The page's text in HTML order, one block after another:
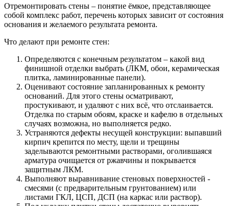
Отремонтировать стены – понятие ёмкое, представляющее
собой комплекс работ, перечень которых зависит от состояния
основания и желаемого результата ремонта.
Что делают при ремонте стен:
Определяются с конечным результатом – какой вид
финишной отделки выбрать (ЛКМ, обои, керамическая
плитка, ламинированные панели).
Оценивают состояние запланированных к ремонту
оснований. Для этого стены осматривают,
простукивают, и удаляют с них всё, что отслаивается.
Отделка по старым обоям, краске и кафелю в отдельных
случаях возможна, но выполняется редко.
Устраняются дефекты несущей конструкции: выпавший
кирпич крепится по месту, щели и трещины
заделываются ремонтными растворами, оголившаяся
арматура очищается от ржавчины и покрывается
защитным ЛКМ.
Выполняют выравнивание стеновых поверхностей -
смесями (с предварительным грунтованием) или
листами ГКЛ, ЦСП, ДСП (на каркас или раствор).